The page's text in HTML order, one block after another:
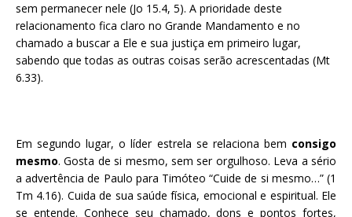
sem permanecer nele (Jo 15.4, 5). A prioridade deste
relacionamento fica claro no Grande Mandamento e no
chamado a buscar a Ele e sua justiça em primeiro lugar,
sabendo que todas as outras coisas serão acrescentadas (Mt
6.33).
Em segundo lugar, o líder estrela se relaciona bem consigo
mesmo. Gosta de si mesmo, sem ser orgulhoso. Leva a sério
a advertência de Paulo para Timóteo “Cuide de si mesmo…” (1
Tm 4.16). Cuida de sua saúde física, emocional e espiritual. Ele
se entende. Conhece seu chamado, dons e pontos fortes,